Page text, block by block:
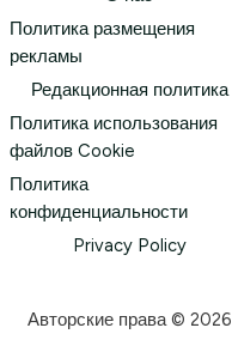
Политика размещения
рекламы
Редакционная политика
Политика использования
файлов Cookie
Политика
конфиденциальности
Privacy Policy
Авторские права © 2026